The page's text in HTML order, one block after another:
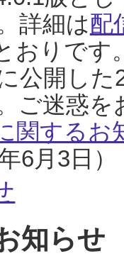
詳細は配
おりです
公開し
ご迷惑
関するお
6月3日）
知らせ